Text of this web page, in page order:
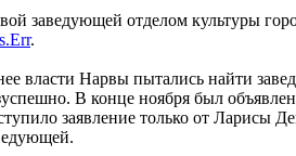
заведующей отделом культуры
.
власти Нарвы пытались найти
В конце ноября был
заявление только от Ларисы